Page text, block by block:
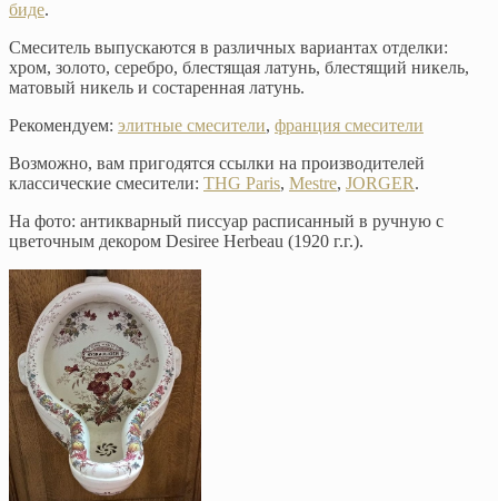
биде.
Смеситель выпускаются в различных вариантах отделки:
хром, золото, серебро, блестящая латунь, блестящий никель,
матовый никель и состаренная латунь.
Рекомендуем: элитные смесители, франция смесители
Возможно, вам пригодятся ссылки на производителей
классические смесители: THG Paris, Mestre, JORGER.
На фото: антикварный писсуар расписанный в ручную с
цветочным декором Desiree Herbeau (1920 г.г.).